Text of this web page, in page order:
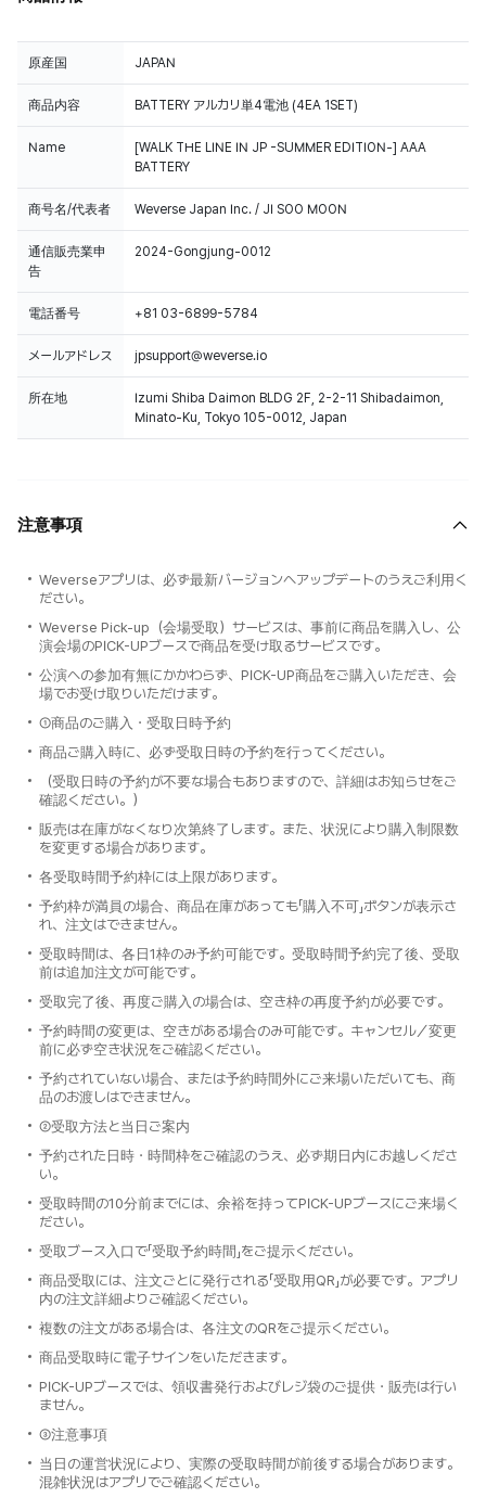
原産国 JAPAN
商品内容 BATTERY アルカリ単4電池 (4EA 1SET)
Name
[WALK THE LINE IN JP -SUMMER EDITION-] AAA
BATTERY
商号名/代表者 Weverse Japan Inc. / JI SOO MOON
通信販売業申
告
2024-Gongjung-0012
電話番号 +81 03-6899-5784
メールアドレス jpsupport@weverse.io
所在地
Izumi Shiba Daimon BLDG 2F, 2-2-11 Shibadaimon,
Minato-Ku, Tokyo 105-0012, Japan
注意事項
Weverseアプリは、必ず最新バージョンへアップデートのうえご利用く
ださい。
Weverse Pick-up（会場受取）サービスは、事前に商品を購入し、公
演会場のPICK-UPブースで商品を受け取るサービスです。
公演への参加有無にかかわらず、PICK-UP商品をご購入いただき、会
場でお受け取りいただけます。
①商品のご購入・受取日時予約
商品ご購入時に、必ず受取日時の予約を行ってください。
（受取日時の予約が不要な場合もありますので、詳細はお知らせをご
確認ください。）
販売は在庫がなくなり次第終了します。また、状況により購入制限数
を変更する場合があります。
各受取時間予約枠には上限があります。
予約枠が満員の場合、商品在庫があっても「購入不可」ボタンが表示さ
れ、注文はできません。
受取時間は、各日1枠のみ予約可能です。受取時間予約完了後、受取
前は追加注文が可能です。
受取完了後、再度ご購入の場合は、空き枠の再度予約が必要です。
予約時間の変更は、空きがある場合のみ可能です。キャンセル／変更
前に必ず空き状況をご確認ください。
予約されていない場合、または予約時間外にご来場いただいても、商
品のお渡しはできません。
②受取方法と当日ご案内
予約された日時・時間枠をご確認のうえ、必ず期日内にお越しくださ
い。
受取時間の10分前までには、余裕を持ってPICK-UPブースにご来場く
ださい。
受取ブース入口で「受取予約時間」をご提示ください。
商品受取には、注文ごとに発行される「受取用QR」が必要です。アプリ
内の注文詳細よりご確認ください。
複数の注文がある場合は、各注文のQRをご提示ください。
商品受取時に電子サインをいただきます。
PICK-UPブースでは、領収書発行およびレジ袋のご提供・販売は行い
ません。
③注意事項
当日の運営状況により、実際の受取時間が前後する場合があります。
混雑状況はアプリでご確認ください。